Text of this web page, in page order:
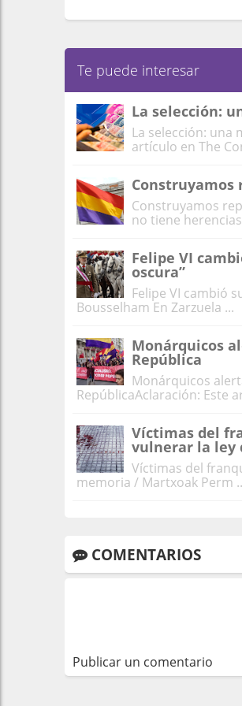
Te puede interesar
La selección:
La selección: una
artículo en The
Construyamos
Construyamos
no tiene
Felipe VI
oscura”
Felipe VI cambió
Bousselham En Zarzuela ...
Monárquicos
República
Monárquicos
RepúblicaAclaración: Este
Víctimas del
vulnerar la ley
Víctimas del
memoria / Martxoak Perm
COMENTARIOS
Publicar un comentario